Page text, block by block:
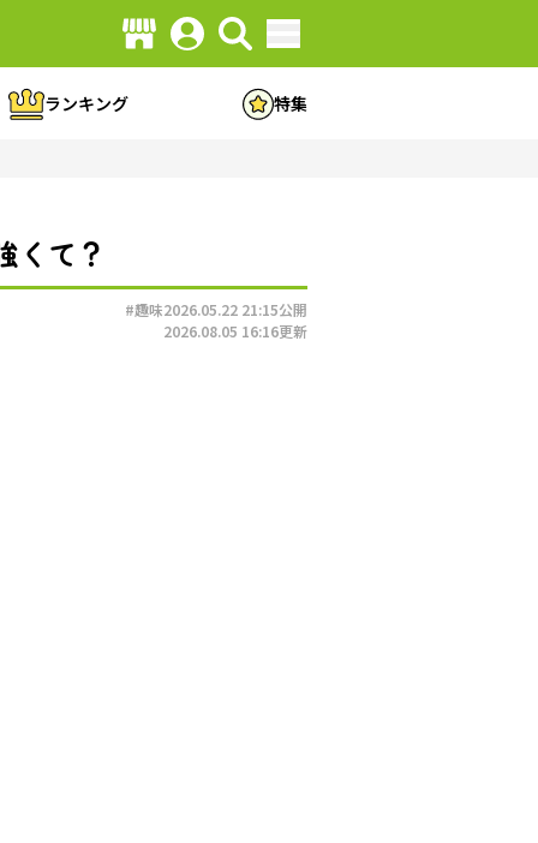
ランキング 特集
くて？
#趣味2026.05.22 21:15公開
2026.08.05 16:16更新